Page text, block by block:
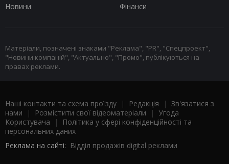
Новини
Фінанси
Матеріали, позначені знаками "Реклама", "PR", "Спецпроект",
"Новини компаній", "Актуально", "Промо", публікуються на
правах реклами.
Наші контакти та схема проїзду | Редакція | Зв'язатися з
нами | Розмістити свої відеоматеріали | Угода
Користувача |
Політика у сфері конфіденційності та
персональних даних
Реклама на сайті: Відділ продажів digital реклами